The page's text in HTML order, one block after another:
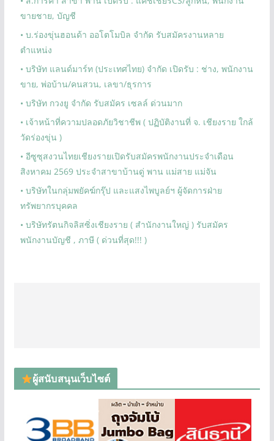
ขายชาย, บัญชี
• บ.ร่องขุ่นฮอนด้า ออโตโมบิล จำกัด รับสมัครงานหลาย
ตำแหน่ง
• บริษัท แลนด์มาร์ท (ประเทศไทย) จำกัด เปิดรับ : ช่าง, พนักงาน
ขาย, พ่อบ้าน/คนสวน, เลขา/ธุรการ
• บริษัท กวงยู จำกัด รับสมัคร เซลล์ ด่วนมาก
• เจ้าหน้าที่ความปลอดภัยวิชาชีพ ( ปฏิบัติงานที่ จ. เชียงราย ใกล้
วัดร่องขุ่น )
• อีซูซุสงวนไทยเชียงรายเปิดรับสมัครพนักงานประจำเดือน
สิงหาคม 2569 ประจำสาขาบ้านดู่ พาน แม่สาย แม่จัน
• บริษัทในกลุ่มพยัคฆ์กรุ๊ป และแสงไพบูลย์ฯ ผู้จัดการฝ่าย
ทรัพยากรบุคคล
• บริษัทรัตนกิจลิสซิ่งเชียงราย ( สำนักงานใหญ่ ) รับสมัคร
พนักงานบัญชี , ภาษี ( ด่วนที่สุด!!! )
ผู้สนับสนุนเว็บไซต์